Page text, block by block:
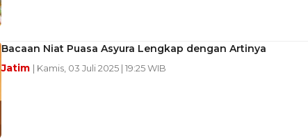
Bacaan Niat Puasa Asyura Lengkap dengan Artinya
Jatim | Kamis, 03 Juli 2025 | 19:25 WIB